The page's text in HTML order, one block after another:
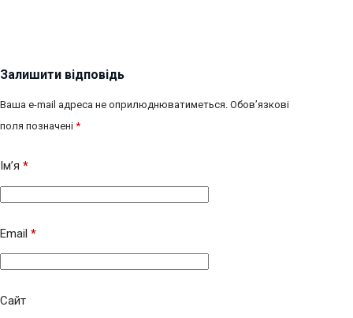
Залишити відповідь
Ваша e-mail адреса не оприлюднюватиметься. Обов’язкові
поля позначені *
Ім’я *
Email *
Сайт